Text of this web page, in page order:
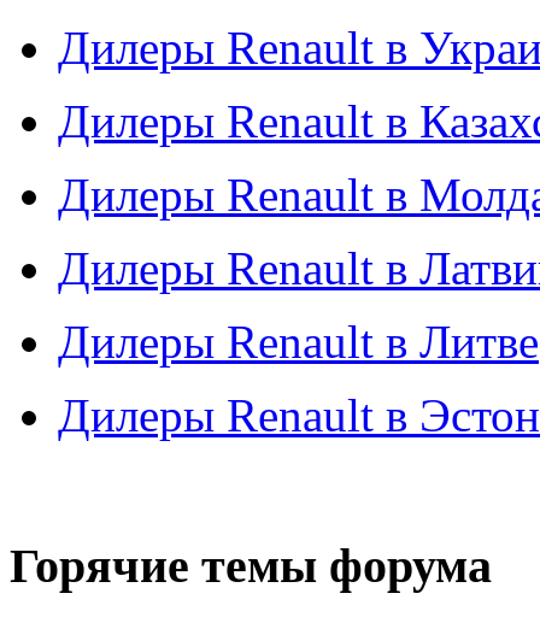
Дилеры Renault в
Дилеры Renault в
Дилеры Renault в
Дилеры Renault в
Дилеры Renault в Литве
Дилеры Renault в
Горячие темы форума